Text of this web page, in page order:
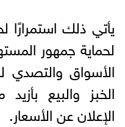
يأتي ذلك استمرارًا
لحماية جمهور
الأسواق والتصدي
الخبز والبيع
الإعلان عن الأسعار.